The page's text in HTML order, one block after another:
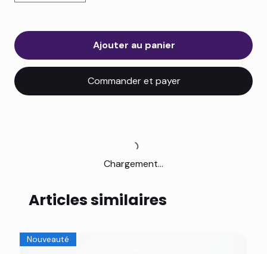
Ajouter au panier
Commander et payer
Chargement...
Articles similaires
Nouveauté